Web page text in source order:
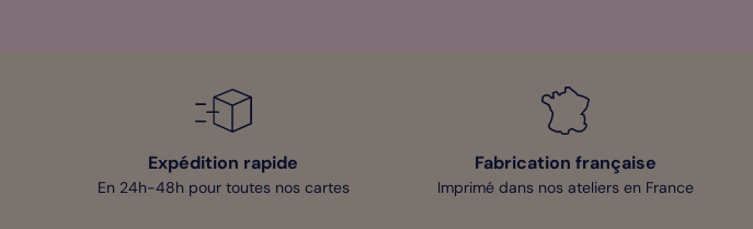
Expédition rapide
En 24h-48h pour toutes nos cartes
Fabrication française
Imprimé dans nos ateliers en France